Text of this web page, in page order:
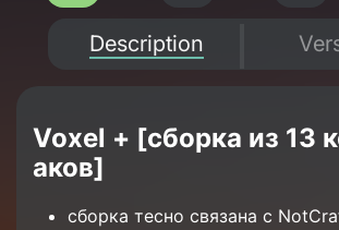
Description
Voxel + [сборка из 13
аков]
сборка тесно связана с